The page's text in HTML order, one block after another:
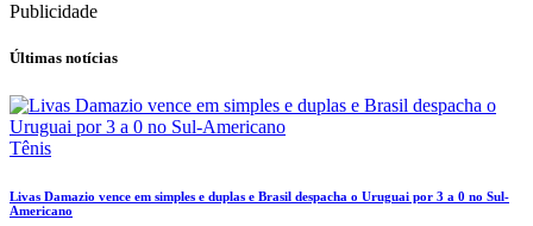
Publicidade
Últimas notícias
Tênis
Livas Damazio vence em simples e duplas e Brasil despacha o Uruguai por 3 a 0 no Sul-
Americano